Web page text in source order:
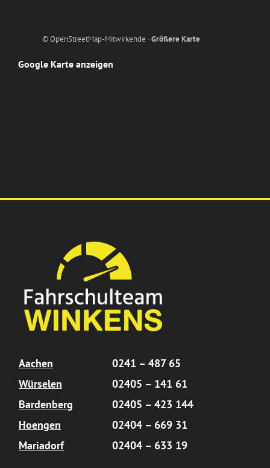
© OpenStreetMap-Mitwirkende ·Größere Karte
Google Karte anzeigen
Aachen
0241 – 487 65
Würselen
02405 – 141 61
Bardenberg
02405 – 423 144
Hoengen
02404 – 669 31
Mariadorf
02404 – 633 19